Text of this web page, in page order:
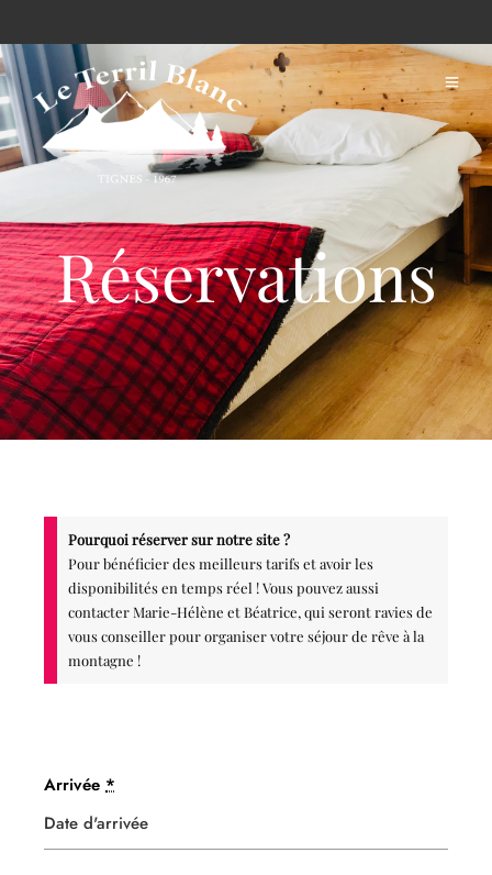
Réservations
Pourquoi réserver sur notre site ?
Pour bénéficier des meilleurs tarifs et avoir les
disponibilités en temps réel ! Vous pouvez aussi
contacter Marie-Hélène et Béatrice, qui seront ravies de
vous conseiller pour organiser votre séjour de rêve à la
montagne !
Arrivée *